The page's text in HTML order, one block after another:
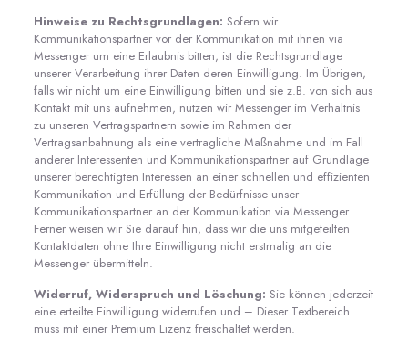
Hinweise zu Rechtsgrundlagen: Sofern wir
Kommunikationspartner vor der Kommunikation mit ihnen via
Messenger um eine Erlaubnis bitten, ist die Rechtsgrundlage
unserer Verarbeitung ihrer Daten deren Einwilligung. Im Übrigen,
falls wir nicht um eine Einwilligung bitten und sie z.B. von sich aus
Kontakt mit uns aufnehmen, nutzen wir Messenger im Verhältnis
zu unseren Vertragspartnern sowie im Rahmen der
Vertragsanbahnung als eine vertragliche Maßnahme und im Fall
anderer Interessenten und Kommunikationspartner auf Grundlage
unserer berechtigten Interessen an einer schnellen und effizienten
Kommunikation und Erfüllung der Bedürfnisse unser
Kommunikationspartner an der Kommunikation via Messenger.
Ferner weisen wir Sie darauf hin, dass wir die uns mitgeteilten
Kontaktdaten ohne Ihre Einwilligung nicht erstmalig an die
Messenger übermitteln.
Widerruf, Widerspruch und Löschung: Sie können jederzeit
eine erteilte Einwilligung widerrufen und – Dieser Textbereich
muss mit einer Premium Lizenz freischaltet werden.